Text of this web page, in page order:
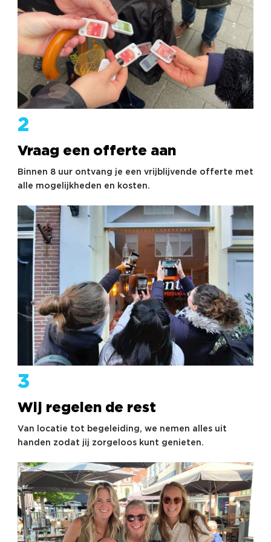
2
Vraag een offerte aan
Binnen 8 uur ontvang je een vrijblijvende offerte met
alle mogelijkheden en kosten.
3
Wij regelen de rest
Van locatie tot begeleiding, we nemen alles uit
handen zodat jij zorgeloos kunt genieten.